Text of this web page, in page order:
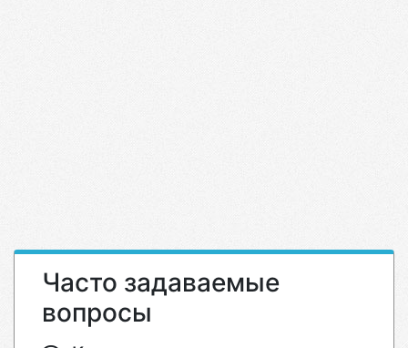
Часто задаваемые
вопросы